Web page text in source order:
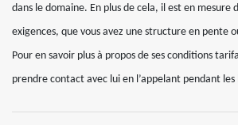
dans le domaine. En plus de cela, il est en mesure
exigences, que vous avez une structure en pente
Pour en savoir plus à propos de ses conditions
prendre contact avec lui en l’appelant pendant